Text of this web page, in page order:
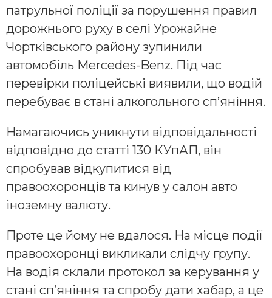
патрульної поліції за порушення правил
дорожнього руху в селі Урожайне
Чортківського району зупинили
автомобіль Mercedes-Benz. Під час
перевірки поліцейські виявили, що водій
перебуває в стані алкогольного сп’яніння.
Намагаючись уникнути відповідальності
відповідно до статті 130 КУпАП, він
спробував відкупитися від
правоохоронців та кинув у салон авто
іноземну валюту.
Проте це йому не вдалося. На місце події
правоохоронці викликали слідчу групу.
На водія склали протокол за керування у
стані сп’яніння та спробу дати хабар, а це